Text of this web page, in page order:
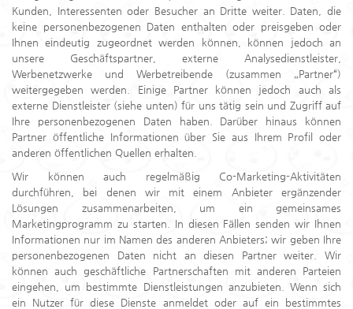
Kunden, Interessenten oder Besucher an Dritte weiter. Daten, die
keine personenbezogenen Daten enthalten oder preisgeben oder
Ihnen eindeutig zugeordnet werden können, können jedoch an
unsere Geschäftspartner, externe Analysedienstleister,
Werbenetzwerke und Werbetreibende (zusammen „Partner“)
weitergegeben werden. Einige Partner können jedoch auch als
externe Dienstleister (siehe unten) für uns tätig sein und Zugriff auf
Ihre personenbezogenen Daten haben. Darüber hinaus können
Partner öffentliche Informationen über Sie aus Ihrem Profil oder
anderen öffentlichen Quellen erhalten.
Wir können auch regelmäßig Co-Marketing-Aktivitäten
durchführen, bei denen wir mit einem Anbieter ergänzender
Lösungen zusammenarbeiten, um ein gemeinsames
Marketingprogramm zu starten. In diesen Fällen senden wir Ihnen
Informationen nur im Namen des anderen Anbieters; wir geben Ihre
personenbezogenen Daten nicht an diesen Partner weiter. Wir
können auch geschäftliche Partnerschaften mit anderen Parteien
eingehen, um bestimmte Dienstleistungen anzubieten. Wenn sich
ein Nutzer für diese Dienste anmeldet oder auf ein bestimmtes